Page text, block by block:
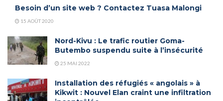
Besoin d’un site web ? Contactez Tuasa Malongi
15 AOÛT 2020
Nord-Kivu : Le trafic routier Goma-
Butembo suspendu suite à l’insécurité
25 MAI 2022
Installation des réfugiés « angolais » à
Kikwit : Nouvel Elan craint une infiltration